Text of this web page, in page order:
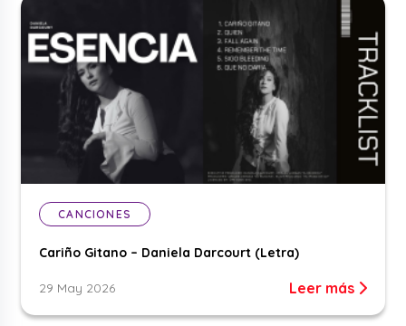
CANCIONES
Cariño Gitano – Daniela Darcourt (Letra)
29 May 2026 Leer más